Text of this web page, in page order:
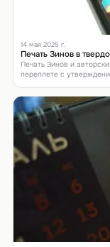
14 мая 2025 г.
Печать Зинов в
Печать Зинов и
переплете с